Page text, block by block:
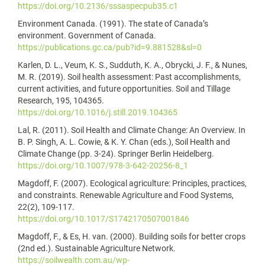
https://doi.org/10.2136/sssaspecpub35.c1
Environment Canada. (1991). The state of Canada’s
environment. Government of Canada.
https://publications.gc.ca/pub?id=9.881528&sl=0
Karlen, D. L., Veum, K. S., Sudduth, K. A., Obrycki, J. F., & Nunes,
M. R. (2019). Soil health assessment: Past accomplishments,
current activities, and future opportunities. Soil and Tillage
Research, 195, 104365.
https://doi.org/10.1016/j.still.2019.104365
Lal, R. (2011). Soil Health and Climate Change: An Overview. In
B. P. Singh, A. L. Cowie, & K. Y. Chan (eds.), Soil Health and
Climate Change (pp. 3-24). Springer Berlin Heidelberg.
https://doi.org/10.1007/978-3-642-20256-8_1
Magdoff, F. (2007). Ecological agriculture: Principles, practices,
and constraints. Renewable Agriculture and Food Systems,
22(2), 109-117.
https://doi.org/10.1017/S1742170507001846
Magdoff, F., & Es, H. van. (2000). Building soils for better crops
(2nd ed.). Sustainable Agriculture Network.
https://soilwealth.com.au/wp-